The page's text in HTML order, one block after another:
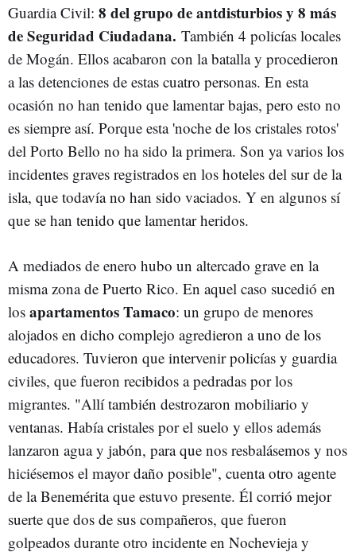
Guardia Civil: 8 del grupo de antdisturbios y 8 más
de Seguridad Ciudadana. También 4 policías locales
de Mogán. Ellos acabaron con la batalla y procedieron
a las detenciones de estas cuatro personas. En esta
ocasión no han tenido que lamentar bajas, pero esto no
es siempre así. Porque esta 'noche de los cristales rotos'
del Porto Bello no ha sido la primera. Son ya varios los
incidentes graves registrados en los hoteles del sur de la
isla, que todavía no han sido vaciados. Y en algunos sí
que se han tenido que lamentar heridos.
A mediados de enero hubo un altercado grave en la
misma zona de Puerto Rico. En aquel caso sucedió en
los apartamentos Tamaco: un grupo de menores
alojados en dicho complejo agredieron a uno de los
educadores. Tuvieron que intervenir policías y guardia
civiles, que fueron recibidos a pedradas por los
migrantes. "Allí también destrozaron mobiliario y
ventanas. Había cristales por el suelo y ellos además
lanzaron agua y jabón, para que nos resbalásemos y nos
hiciésemos el mayor daño posible", cuenta otro agente
de la Benemérita que estuvo presente. Él corrió mejor
suerte que dos de sus compañeros, que fueron
golpeados durante otro incidente en Nochevieja y